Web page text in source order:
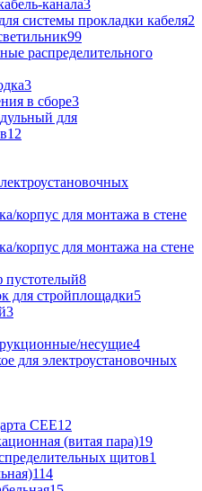
канала3
системы прокладки кабеля2
99
распределительного
3
в сборе3
для
12
корпус для монтажа в стене
корпус для монтажа на стене
пустотелый8
для стройплощадки5
3
несущие4
для электроустановочных
CEE12
(витая пара)19
щитов1
114